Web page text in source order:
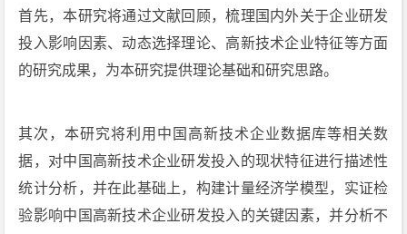
首先，本研究将通过文献回顾，梳理国内外关于企业研发
投入影响因素、动态选择理论、高新技术企业特征等方面
的研究成果，为本研究提供理论基础和研究思路。
其次，本研究将利用中国高新技术企业数据库等相关数
据，对中国高新技术企业研发投入的现状特征进行描述性
统计分析，并在此基础上，构建计量经济学模型，实证检
验影响中国高新技术企业研发投入的关键因素，并分析不